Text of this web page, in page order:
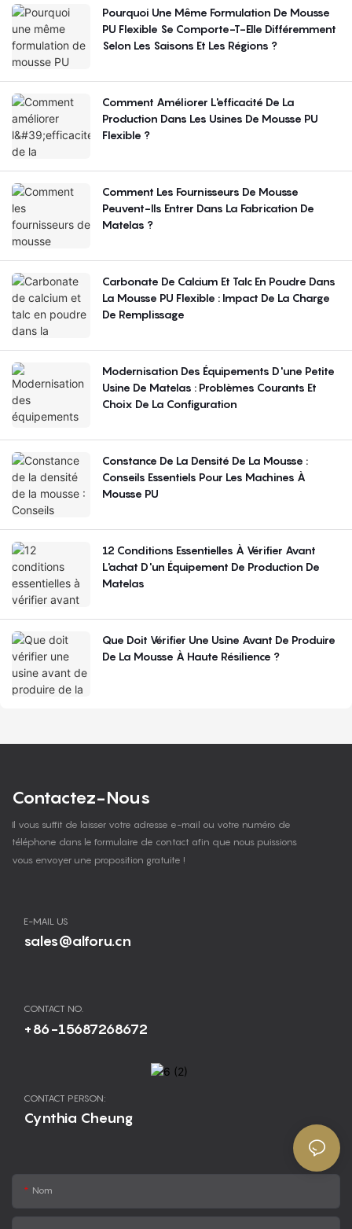
Pourquoi Une Même Formulation De Mousse
PU Flexible Se Comporte-T-Elle Différemment
Selon Les Saisons Et Les Régions ?
Comment Améliorer L'efficacité De La
Production Dans Les Usines De Mousse PU
Flexible ?
Comment Les Fournisseurs De Mousse
Peuvent-Ils Entrer Dans La Fabrication De
Matelas ?
Carbonate De Calcium Et Talc En Poudre Dans
La Mousse PU Flexible : Impact De La Charge
De Remplissage
Modernisation Des Équipements D'une Petite
Usine De Matelas : Problèmes Courants Et
Choix De La Configuration
Constance De La Densité De La Mousse :
Conseils Essentiels Pour Les Machines À
Mousse PU
12 Conditions Essentielles À Vérifier Avant
L'achat D'un Équipement De Production De
Matelas
Que Doit Vérifier Une Usine Avant De Produire
De La Mousse À Haute Résilience ?
Contactez-Nous
Il vous suffit de laisser votre adresse e-mail ou votre numéro de
téléphone dans le formulaire de contact afin que nous puissions
vous envoyer une proposition gratuite !
E-MAIL US
sales@alforu.cn
CONTACT NO.
+86-15687268672
CONTACT PERSON:
Cynthia Cheung
Nom